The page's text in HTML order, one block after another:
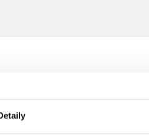
vkládat pouze registrovaní uživatelé